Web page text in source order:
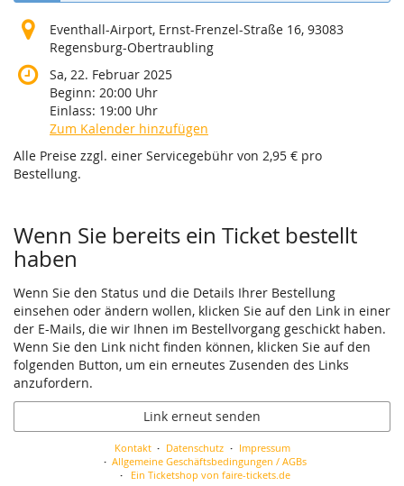
Eventhall-Airport, Ernst-Frenzel-Straße 16, 93083
Regensburg-Obertraubling
Sa, 22. Februar 2025
Beginn: 20:00 Uhr
Einlass: 19:00 Uhr
Zum Kalender hinzufügen
Alle Preise zzgl. einer Servicegebühr von 2,95 € pro
Bestellung.
Wenn Sie bereits ein Ticket bestellt
haben
Wenn Sie den Status und die Details Ihrer Bestellung
einsehen oder ändern wollen, klicken Sie auf den Link in einer
der E-Mails, die wir Ihnen im Bestellvorgang geschickt haben.
Wenn Sie den Link nicht finden können, klicken Sie auf den
folgenden Button, um ein erneutes Zusenden des Links
anzufordern.
Link erneut senden
Kontakt Datenschutz
Impressum
Allgemeine Geschäftsbedingungen / AGBs
Ein Ticketshop von faire-tickets.de